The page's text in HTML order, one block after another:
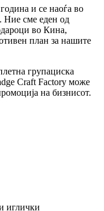
и се наоѓа во
Ние сме еден од
во Кина,
план за нашите
групациска
Craft Factory може
на бизнисот.
иглички